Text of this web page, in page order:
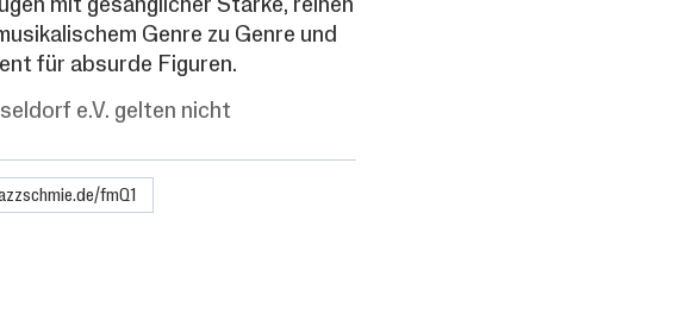
mit gesanglicher Stärke, reihen
Genre zu Genre und
für absurde Figuren.
e.V. gelten nicht
fmQ1